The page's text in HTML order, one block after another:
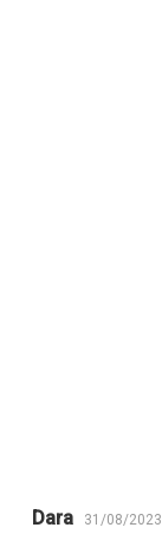
Dara 31/08/2023